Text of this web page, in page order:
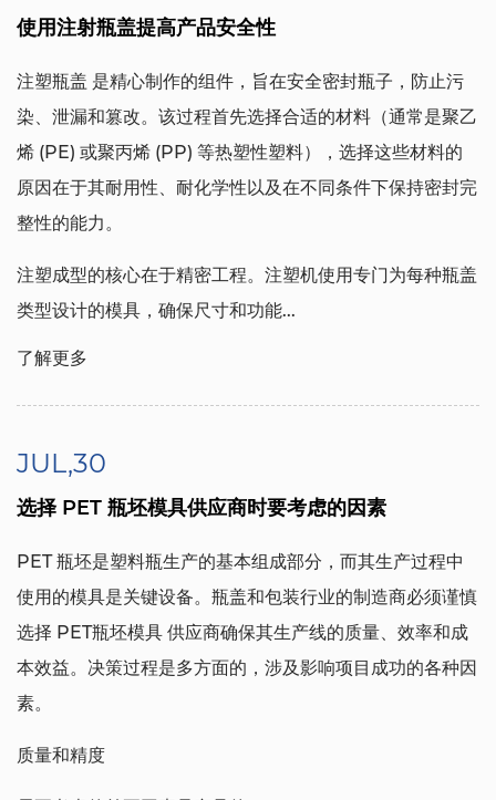
使用注射瓶盖提高产品安全性
注塑瓶盖 是精心制作的组件，旨在安全密封瓶子，防止污
染、泄漏和篡改。该过程首先选择合适的材料（通常是聚乙
烯 (PE) 或聚丙烯 (PP) 等热塑性塑料），选择这些材料的
原因在于其耐用性、耐化学性以及在不同条件下保持密封完
整性的能力。
注塑成型的核心在于精密工程。注塑机使用专门为每种瓶盖
类型设计的模具，确保尺寸和功能...
了解更多
JUL,30
选择 PET 瓶坯模具供应商时要考虑的因素
PET 瓶坯是塑料瓶生产的基本组成部分，而其生产过程中
使用的模具是关键设备。瓶盖和包装行业的制造商必须谨慎
选择 PET瓶坯模具 供应商确保其生产线的质量、效率和成
本效益。决策过程是多方面的，涉及影响项目成功的各种因
素。
质量和精度